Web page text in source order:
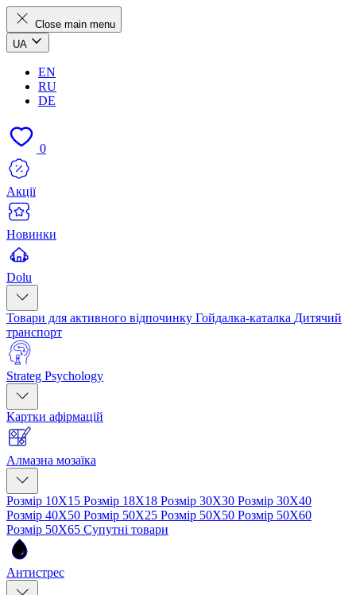
Close main menu
UA
EN
RU
DE
0
Акції
Новинки
Dolu
Товари для активного відпочинку Гойдалка-каталка Дитячий
транспорт
Strateg Psychology
Картки афірмацій
Алмазна мозаїка
Розмір 10Х15 Розмір 18Х18 Розмір 30Х30 Розмір 30Х40
Розмір 40Х50 Розмір 50Х25 Розмір 50Х50 Розмір 50Х60
Розмір 50Х65 Супутні товари
Антистрес